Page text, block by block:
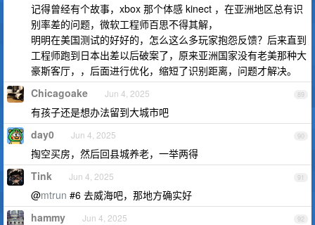
记得曾经有个故事，xbox 那个体感 kinect ，在亚洲地区总有识
别率差的问题，微软工程师百思不得其解，
明明在美国测试的好好的，怎么这么多玩家抱怨反馈？后来直到
工程师跑到日本出差以后破案了，原来亚洲国家没有老美那种大
豪斯客厅，，后面进行优化，缩短了识别距离，问题才解决。
89
Chicagoake Jun 4, 2025
有孩子还是想办法留到大城市吧
90
day0 Jun 4, 2025
掏空买房，然后回县城养老，一举两得
91
Tink Jun 4, 2025
@mtrun #6 去威海吧，那地方确实好
92
hammy Jun 4, 2025